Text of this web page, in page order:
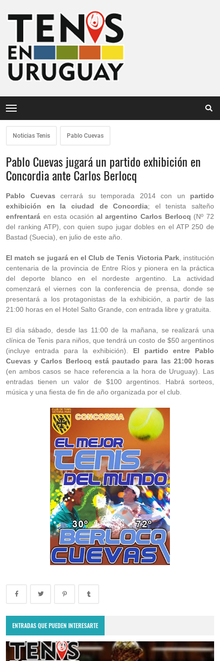
Noticias Tenis Pablo Cuevas
Pablo Cuevas jugará un partido exhibición en
Concordia ante Carlos Berlocq
Pablo Cuevas cerrará su temporada 2014 con un partido
exhibición en la ciudad de Concordia; el tenista salteño
enfrentará en esta ocasión al argentino Carlos Berlocq (Nº 72
del ranking ATP), con quien supo jugar dobles en el ATP 250 de
Bastad (Suecia), en julio de este año.
El match se jugará en el Club de Tenis Victoria Park, institución
centenaria de la provincia de Entre Ríos y pionera en la práctica
del deporte blanco en el nordeste argentino. La actividad
comenzará el viernes con la conferencia de prensa, donde se
presentará a los protagonistas de la exhibición, a partir de las
21:00 horas en el Hotel Salto Grande, con entrada libre y gratuita.
El día sábado, desde las 11:00 de la mañana, se realizará una
clínica de Tenis para niños, que tendrá un costo de $50 argentinos
(incluye entrada para la exhibición). El partido entre Pablo
Cuevas y Carlos Berlocq está pautado para las 21:00 horas
(en ambos casos se hace referencia a la hora de Uruguay). Las
entradas tienen un valor de $100 argentinos. Habrá sorteos,
música y una fiesta de fin de año organizada por el club.
ENTRADAS QUE PUEDEN INTERESARTE